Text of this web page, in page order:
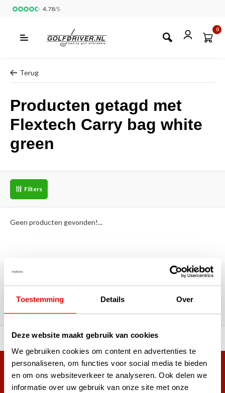
Toestemming Details Over
Deze website maakt gebruik van cookies
We gebruiken cookies om content en advertenties te
personaliseren, om functies voor social media te bieden
en om ons websiteverkeer te analyseren. Ook delen we
informatie over uw gebruik van onze site met onze
4.78/5
0
Terug
Producten getagd met
Flextech Carry bag white
green
Filters
Geen producten gevonden!...
180.000+ Klanten | 5.000+ Reviews | Trusted Shops, TrustPilot,
Reviews: Onze klanten aan het
woord
A-merken! Vóór 15:00 besteld,
Meer dan 38.000 klanten hebben zich al
aangemeld.